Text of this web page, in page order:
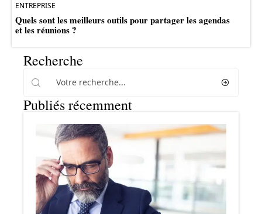
ENTREPRISE
Quels sont les meilleurs outils pour partager les agendas
et les réunions ?
Recherche
Publiés récemment